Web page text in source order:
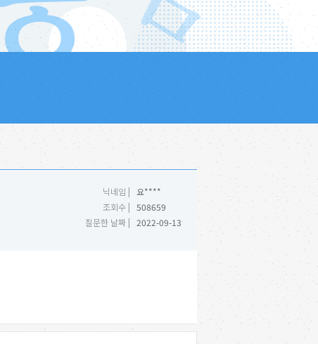
닉네임 | 요****
조회수 | 508659
질문한 날짜 | 2022-09-13